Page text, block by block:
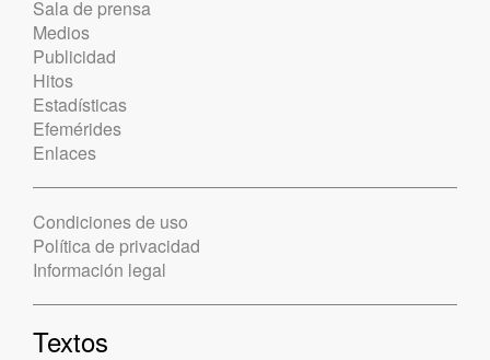
Sala de prensa
Medios
Publicidad
Hitos
Estadísticas
Efemérides
Enlaces
Condiciones de uso
Política de privacidad
Información legal
Textos